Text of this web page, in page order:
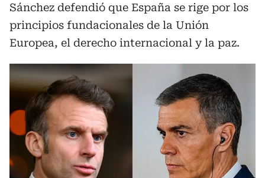
Sánchez defendió que España se rige por los
principios fundacionales de la Unión
Europea, el derecho internacional y la paz.